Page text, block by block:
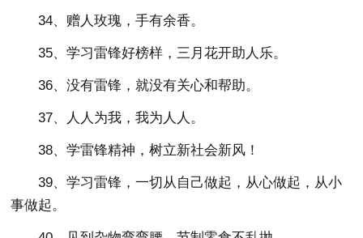
34、赠人玫瑰，手有余香。
35、学习雷锋好榜样，三月花开助人乐。
36、没有雷锋，就没有关心和帮助。
37、人人为我，我为人人。
38、学雷锋精神，树立新社会新风！
39、学习雷锋，一切从自己做起，从心做起，从小
事做起。